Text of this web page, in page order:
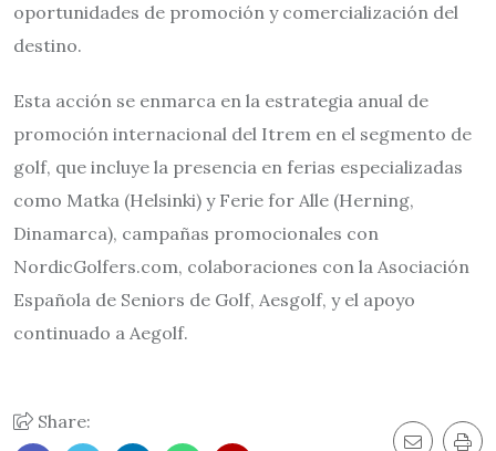
oportunidades de promoción y comercialización del
destino.
Esta acción se enmarca en la estrategia anual de
promoción internacional del Itrem en el segmento de
golf, que incluye la presencia en ferias especializadas
como Matka (Helsinki) y Ferie for Alle (Herning,
Dinamarca), campañas promocionales con
NordicGolfers.com, colaboraciones con la Asociación
Española de Seniors de Golf, Aesgolf, y el apoyo
continuado a Aegolf.
Share: